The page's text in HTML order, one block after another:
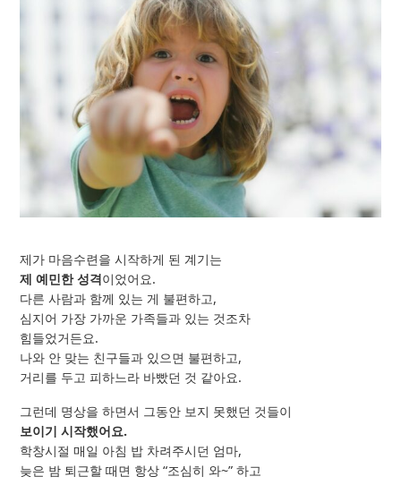
제가 마음수련을 시작하게 된 계기는
제 예민한 성격이었어요.
다른 사람과 함께 있는 게 불편하고,
심지어 가장 가까운 가족들과 있는 것조차
힘들었거든요.
나와 안 맞는 친구들과 있으면 불편하고,
거리를 두고 피하느라 바빴던 것 같아요.
그런데 명상을 하면서 그동안 보지 못했던 것들이
보이기 시작했어요.
학창시절 매일 아침 밥 차려주시던 엄마,
늦은 밤 퇴근할 때면 항상 “조심히 와~” 하고